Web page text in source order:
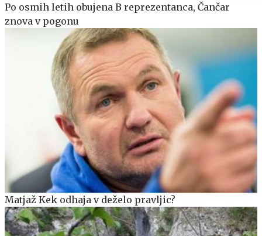
Po osmih letih obujena B reprezentanca, Čančar
znova v pogonu
Matjaž Kek odhaja v deželo pravljic?